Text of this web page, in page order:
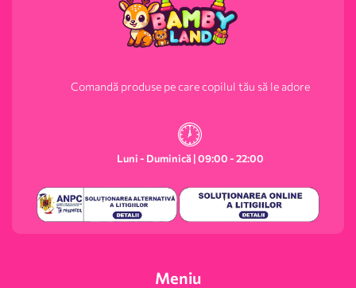
Comandă produse pe care copilul tău să le adore
Luni - Duminică | 09:00 - 22:00
Meniu